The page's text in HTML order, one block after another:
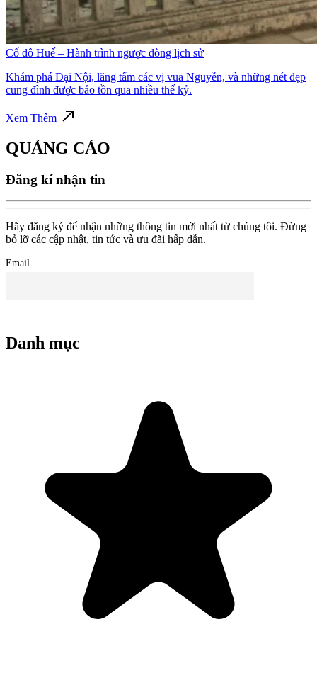
Cố đô Huế – Hành trình ngược dòng lịch sử
Khám phá Đại Nội, lăng tẩm các vị vua Nguyễn, và những nét đẹp
cung đình được bảo tồn qua nhiều thế kỷ.
Xem Thêm
QUẢNG CÁO
Đăng kí nhận tin
Hãy đăng ký để nhận những thông tin mới nhất từ chúng tôi. Đừng
bỏ lỡ các cập nhật, tin tức và ưu đãi hấp dẫn.
Email
Danh mục